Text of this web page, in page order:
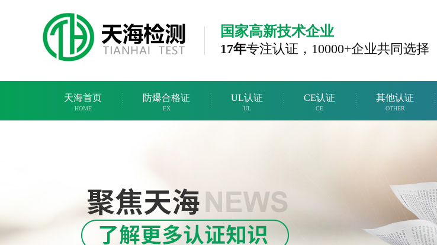
国家高新技术企业
17年专注认证， 10000+企业共同选择
天海首页
HOME
防爆合格证
EX
UL认证
UL
CE认证
CE
其他认证
OTHER